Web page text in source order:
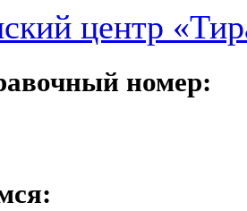
центр
номер: